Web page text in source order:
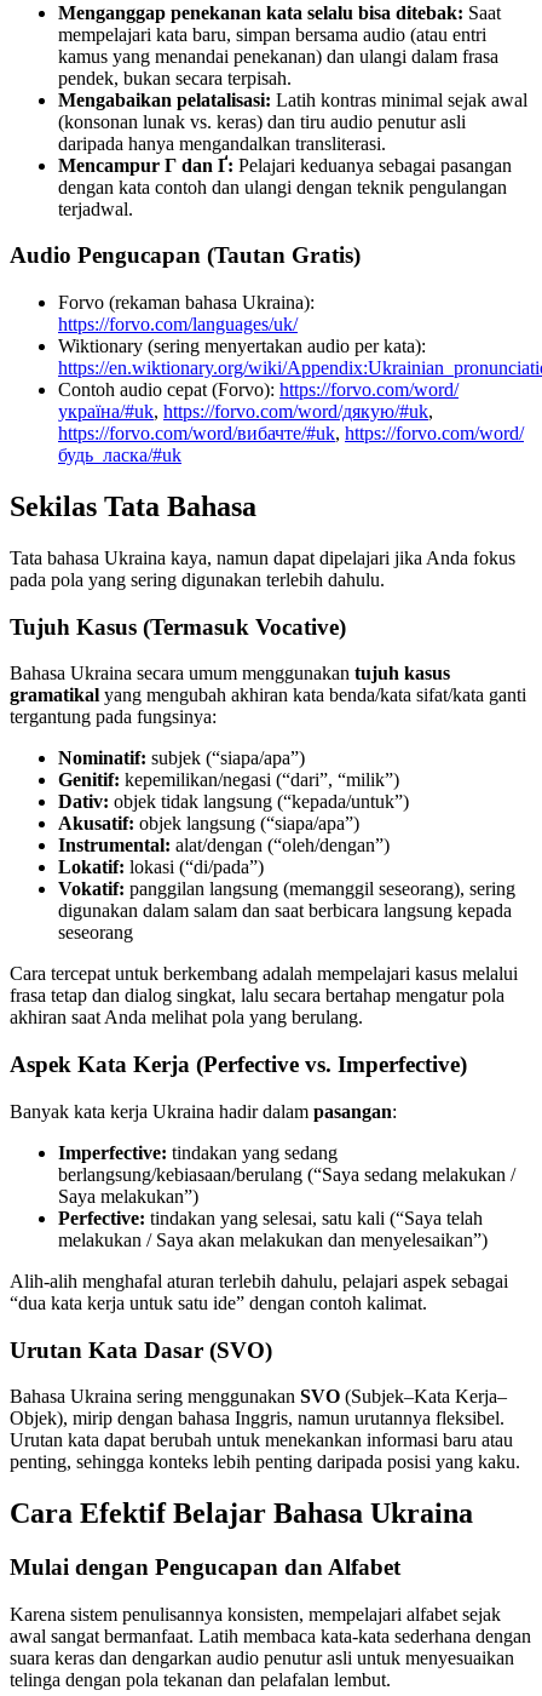
Menganggap penekanan kata selalu bisa ditebak: Saat
mempelajari kata baru, simpan bersama audio (atau entri
kamus yang menandai penekanan) dan ulangi dalam frasa
pendek, bukan secara terpisah.
Mengabaikan pelatalisasi: Latih kontras minimal sejak awal
(konsonan lunak vs. keras) dan tiru audio penutur asli
daripada hanya mengandalkan transliterasi.
Mencampur Г dan Ґ: Pelajari keduanya sebagai pasangan
dengan kata contoh dan ulangi dengan teknik pengulangan
terjadwal.
Audio Pengucapan (Tautan Gratis)
Forvo (rekaman bahasa Ukraina):
https://forvo.com/languages/uk/
Wiktionary (sering menyertakan audio per kata):
https://en.wiktionary.org/wiki/
Contoh audio cepat (Forvo): https://forvo.com/word/
україна/#uk, https://forvo.com/word/дякую/#uk,
https://forvo.com/word/вибачте/#uk, https://forvo.com/word/
будь_ласка/#uk
Sekilas Tata Bahasa
Tata bahasa Ukraina kaya, namun dapat dipelajari jika Anda fokus
pada pola yang sering digunakan terlebih dahulu.
Tujuh Kasus (Termasuk Vocative)
Bahasa Ukraina secara umum menggunakan tujuh kasus
gramatikal yang mengubah akhiran kata benda/kata sifat/kata ganti
tergantung pada fungsinya:
Nominatif: subjek (“siapa/apa”)
Genitif: kepemilikan/negasi (“dari”, “milik”)
Dativ: objek tidak langsung (“kepada/untuk”)
Akusatif: objek langsung (“siapa/apa”)
Instrumental: alat/dengan (“oleh/dengan”)
Lokatif: lokasi (“di/pada”)
Vokatif: panggilan langsung (memanggil seseorang), sering
digunakan dalam salam dan saat berbicara langsung kepada
seseorang
Cara tercepat untuk berkembang adalah mempelajari kasus melalui
frasa tetap dan dialog singkat, lalu secara bertahap mengatur pola
akhiran saat Anda melihat pola yang berulang.
Aspek Kata Kerja (Perfective vs. Imperfective)
Banyak kata kerja Ukraina hadir dalam pasangan:
Imperfective: tindakan yang sedang
berlangsung/kebiasaan/berulang (“Saya sedang melakukan /
Saya melakukan”)
Perfective: tindakan yang selesai, satu kali (“Saya telah
melakukan / Saya akan melakukan dan menyelesaikan”)
Alih-alih menghafal aturan terlebih dahulu, pelajari aspek sebagai
“dua kata kerja untuk satu ide” dengan contoh kalimat.
Urutan Kata Dasar (SVO)
Bahasa Ukraina sering menggunakan SVO (Subjek–Kata Kerja–
Objek), mirip dengan bahasa Inggris, namun urutannya fleksibel.
Urutan kata dapat berubah untuk menekankan informasi baru atau
penting, sehingga konteks lebih penting daripada posisi yang kaku.
Cara Efektif Belajar Bahasa Ukraina
Mulai dengan Pengucapan dan Alfabet
Karena sistem penulisannya konsisten, mempelajari alfabet sejak
awal sangat bermanfaat. Latih membaca kata-kata sederhana dengan
suara keras dan dengarkan audio penutur asli untuk menyesuaikan
telinga dengan pola tekanan dan pelafalan lembut.